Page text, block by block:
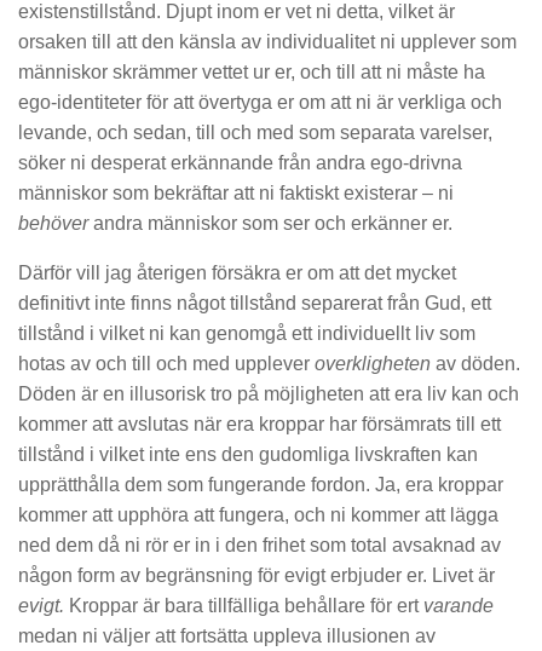
existenstillstånd. Djupt inom er vet ni detta, vilket är
orsaken till att den känsla av individualitet ni upplever som
människor skrämmer vettet ur er, och till att ni måste ha
ego-identiteter för att övertyga er om att ni är verkliga och
levande, och sedan, till och med som separata varelser,
söker ni desperat erkännande från andra ego-drivna
människor som bekräftar att ni faktiskt existerar – ni
behöverandra människor som ser och erkänner er.
Därför vill jag återigen försäkra er om att det mycket
definitivt inte finns något tillstånd separerat från Gud, ett
tillstånd i vilket ni kan genomgå ett individuellt liv som
hotas av och till och med upplever overkligheten av döden.
Döden är en illusorisk tro på möjligheten att era liv kan och
kommer att avslutas när era kroppar har försämrats till ett
tillstånd i vilket inte ens den gudomliga livskraften kan
upprätthålla dem som fungerande fordon. Ja, era kroppar
kommer att upphöra att fungera, och ni kommer att lägga
ned dem då ni rör er in i den frihet som total avsaknad av
någon form av begränsning för evigt erbjuder er. Livet är
evigt. Kroppar är bara tillfälliga behållare för ert varande
medan ni väljer att fortsätta uppleva illusionen av